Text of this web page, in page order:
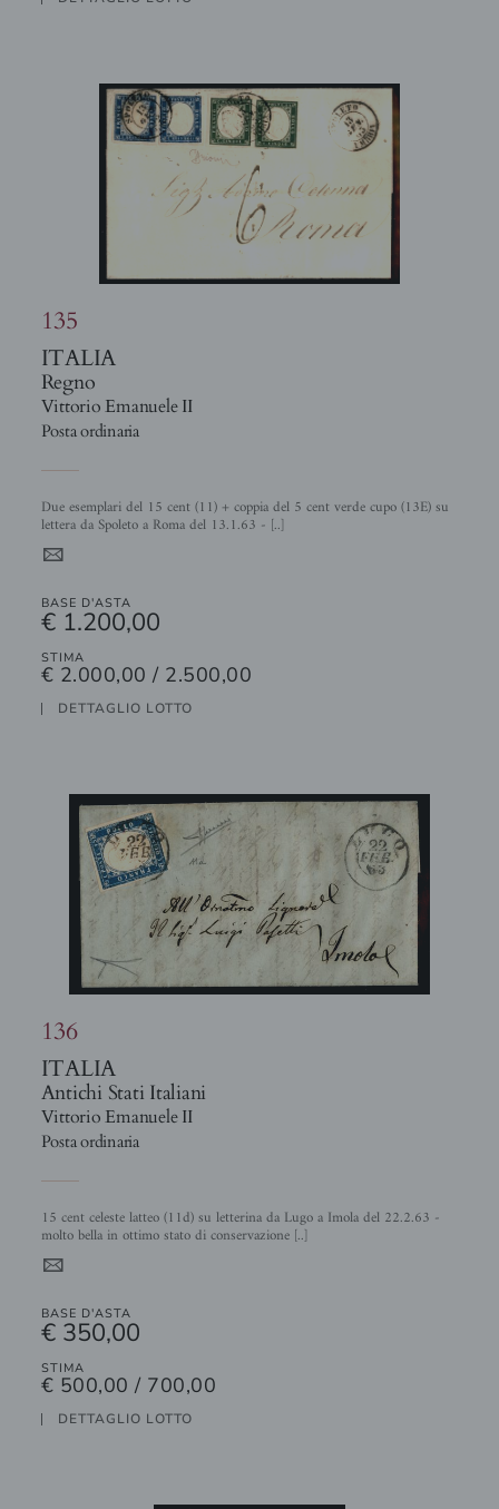
135
ITALIA
Regno
Vittorio Emanuele II
Posta ordinaria
Due esemplari del 15 cent (11) + coppia del 5 cent verde cupo (13E) su
lettera da Spoleto a Roma del 13.1.63 - [..]
4
BASE D'ASTA
€ 1.200,00
STIMA
€ 2.000,00 / 2.500,00
DETTAGLIO LOTTO
136
ITALIA
Antichi Stati Italiani
Vittorio Emanuele II
Posta ordinaria
15 cent celeste latteo (11d) su letterina da Lugo a Imola del 22.2.63 -
molto bella in ottimo stato di conservazione [..]
4
BASE D'ASTA
€ 350,00
STIMA
€ 500,00 / 700,00
DETTAGLIO LOTTO